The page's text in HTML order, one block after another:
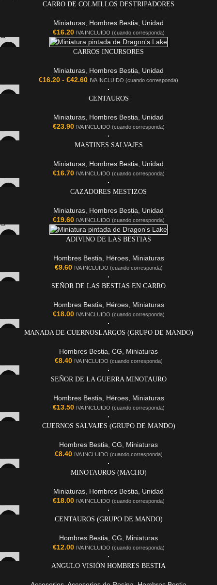
CARRO DE COLMILLOS DESTRIPADORES
Miniaturas Hombres Bestia
Unidad
€16.20 IVA INCLUIDO (cuando corresponda)
CARROS INCURSORES
Miniaturas Hombres Bestia
Unidad
€16.20 - €42.60 IVA INCLUIDO (cuando corresponda)
CENTAUROS
Miniaturas Hombres Bestia
Unidad
€23.90 IVA INCLUIDO (cuando corresponda)
MASTINES SALVAJES
Miniaturas Hombres Bestia
Unidad
€16.70 IVA INCLUIDO (cuando corresponda)
CAZADORES MESTIZOS
Miniaturas Hombres Bestia
Unidad
€19.60 IVA INCLUIDO (cuando corresponda)
ADIVINO DE LAS BESTIAS
Hombres Bestia Héroes, Miniaturas
€9.60 IVA INCLUIDO (cuando corresponda)
SEÑOR DE LAS BESTIAS EN CARRO
Hombres Bestia Héroes, Miniaturas
€18.00 IVA INCLUIDO (cuando corresponda)
MANADA DE CUERNOSLARGOS (GRUPO DE MANDO)
Hombres Bestia CG
Miniaturas
€8.40 IVA INCLUIDO (cuando corresponda)
SEÑOR DE LA GUERRA MINOTAURO
Hombres Bestia Héroes, Miniaturas
€13.50 IVA INCLUIDO (cuando corresponda)
CUERNOS SALVAJES (GRUPO DE MANDO)
Hombres Bestia CG
Miniaturas
€8.40 IVA INCLUIDO (cuando corresponda)
MINOTAUROS (MACHO)
Miniaturas Hombres Bestia
Unidad
€18.00 IVA INCLUIDO (cuando corresponda)
CENTAUROS (GRUPO DE MANDO)
Hombres Bestia CG
Miniaturas
€12.00 IVA INCLUIDO (cuando corresponda)
ANGULO VISIÓN HOMBRES BESTIA